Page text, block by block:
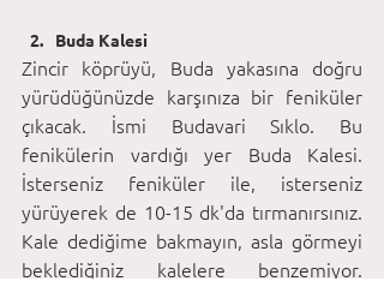
Buda Kalesi
Zincir köprüyü, Buda yakasına doğru
yürüdüğünüzde karşınıza bir feniküler
çıkacak. İsmi Budavari Sıklo. Bu
fenikülerin vardığı yer Buda Kalesi.
İsterseniz feniküler ile, isterseniz
yürüyerek de 10-15 dk'da tırmanırsınız.
Kale dediğime bakmayın, asla görmeyi
beklediğiniz kalelere benzemiyor.